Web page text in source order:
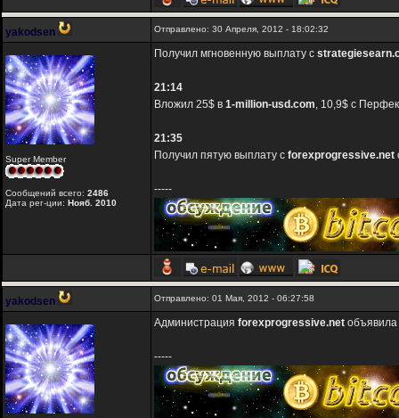
yakodsen Отправлено: 30 Апреля, 2012 - 18:02:32
Super Member
Сообщений всего: 2486
Дата рег-ции: Нояб. 2010
Получил мгновенную выплату с
21:14
Вложил 25$ в 1-million-usd.com, 10,9$ с
21:35
Получил пятую выплату с forexprogressive.net
-----
yakodsen Отправлено: 01 Мая, 2012 - 06:27:58
Администрация forexprogressive.net объявила
-----